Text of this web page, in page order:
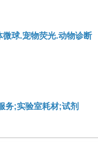
球.宠物荧光.动物诊断
务;实验室耗材;试剂